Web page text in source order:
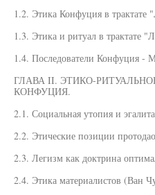
1.2. Этика Конфуция в трактате
1.3. Этика и ритуал в
1.4. Последователи Конфуция -
ГЛАВА II. ЭТИКО-
КОНФУЦИЯ.
2.1. Социальная утопия и
2.2. Этические позиции
2.3. Легизм как доктрина
2.4. Этика материалистов (Ван